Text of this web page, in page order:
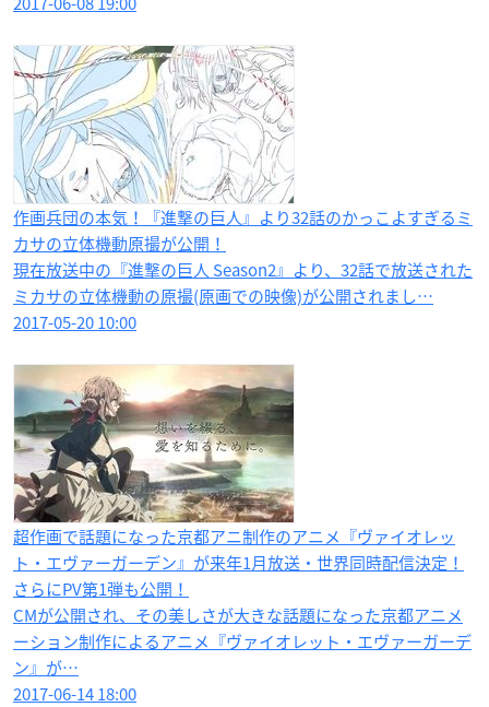
作画兵団の本気！『進撃の巨人』より32話のかっこよすぎるミ
カサの立体機動原撮が公開！
現在放送中の『進撃の巨人 Season2』より、32話で放送された
ミカサの立体機動の原撮(原画での映像)が公開されまし…
2017-05-20 10:00
超作画で話題になった京都アニ制作のアニメ『ヴァイオレッ
ト・エヴァーガーデン』が来年1月放送・世界同時配信決定！
さらにPV第1弾も公開！
CMが公開され、その美しさが大きな話題になった京都アニメ
ーション制作によるアニメ『ヴァイオレット・エヴァーガーデ
ン』が…
2017-06-14 18:00